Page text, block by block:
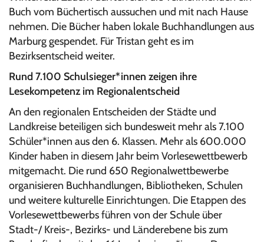
Buch vom Büchertisch aussuchen und mit nach Hause
nehmen. Die Bücher haben lokale Buchhandlungen aus
Marburg gespendet. Für Tristan geht es im
Bezirksentscheid weiter.
Rund 7.100 Schulsieger*innen zeigen ihre
Lesekompetenz im Regionalentscheid
An den regionalen Entscheiden der Städte und
Landkreise beteiligen sich bundesweit mehr als 7.100
Schüler*innen aus den 6. Klassen. Mehr als 600.000
Kinder haben in diesem Jahr beim Vorlesewettbewerb
mitgemacht. Die rund 650 Regionalwettbewerbe
organisieren Buchhandlungen, Bibliotheken, Schulen
und weitere kulturelle Einrichtungen. Die Etappen des
Vorlesewettbewerbs führen von der Schule über
Stadt-/ Kreis-, Bezirks- und Länderebene bis zum